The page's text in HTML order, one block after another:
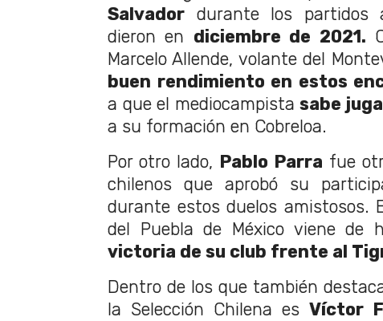
Salvador durante los partidos
dieron en diciembre de 2021.
Marcelo Allende, volante del
buen rendimiento en estos
a que el mediocampista sabe
a su formación en Cobreloa.
Por otro lado, Pablo Parra fue
chilenos que aprobó su
durante estos duelos amistosos.
del Puebla de México viene de
victoria de su club frente al
Dentro de los que también
la Selección Chilena es Víctor